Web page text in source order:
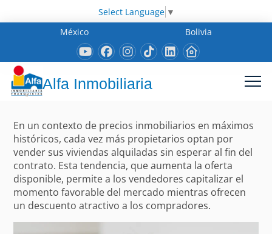
Select Language ▼
México
Bolivia
Alfa Inmobiliaria
En un contexto de precios inmobiliarios en máximos
históricos, cada vez más propietarios optan por
vender sus viviendas alquiladas sin esperar al fin del
contrato. Esta tendencia, que aumenta la oferta
disponible, permite a los vendedores capitalizar el
momento favorable del mercado mientras ofrecen
un descuento atractivo a los compradores.